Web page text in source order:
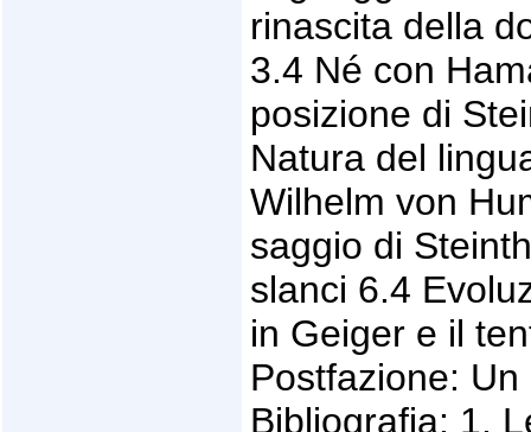
rinascita della
3.4 Né con
posizione di
Natura del
Wilhelm von
saggio di
slanci 6.4
in Geiger e il
Postfazione:
Bibliografia: 1.